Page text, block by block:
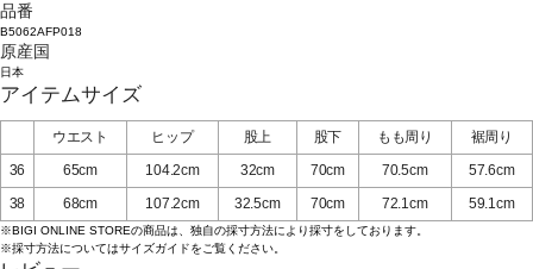
品番
B5062AFP018
原産国
日本
アイテムサイズ
ウエスト ヒップ 股上 股下 もも周り
裾周り
36
65cm 104.2cm 32cm 70cm 70.5cm
57.6cm
38
68cm 107.2cm 32.5cm 70cm 72.1cm 59.1cm
※BIGI ONLINE STOREの商品は、独自の採寸方法により採寸をしております。
※採寸方法についてはサイズガイドをご覧ください。